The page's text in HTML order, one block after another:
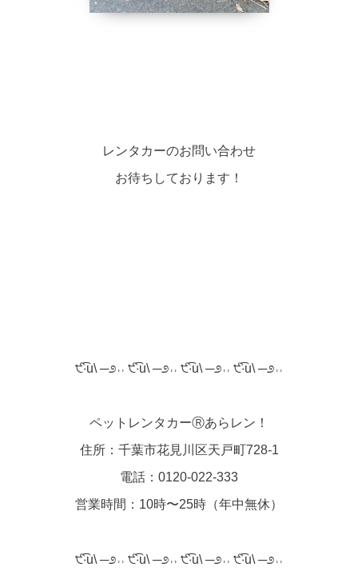
レンタカーのお問い合わせ
お待ちしております！
੯‧̀͡u\ ─೨˒˒ ੯‧̀͡u\ ─೨˒˒ ੯‧̀͡u\ ─೨˒˒ ੯‧̀͡u\ ─೨˒˒
ペットレンタカーⓇあらレン！
住所：千葉市花見川区天戸町728-1
電話：0120-022-333
営業時間：10時〜25時（年中無休）
੯‧̀͡u\ ─೨˒˒ ੯‧̀͡u\ ─೨˒˒ ੯‧̀͡u\ ─೨˒˒ ੯‧̀͡u\ ─೨˒˒